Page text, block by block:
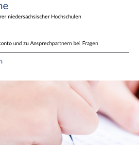
niedersächsischer Hochschulen
und zu Ansprechpartnern bei Fragen